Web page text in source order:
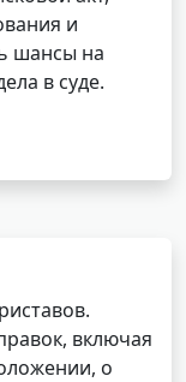
и
шансы на
в суде.
включая
о